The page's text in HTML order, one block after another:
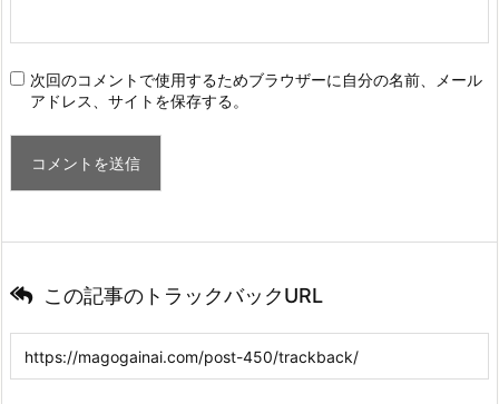
次回のコメントで使用するためブラウザーに自分の名前、メール
アドレス、サイトを保存する。
この記事のトラックバックURL